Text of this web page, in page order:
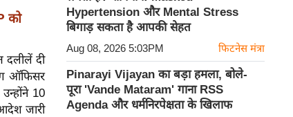
को
दलीलें दी
ऑफिसर
10
जारी
Hypertension और Mental Stress
बिगाड़ सकता है आपकी सेहत
Aug 08, 2026 5:03PM फिटनेस मंत्रा
Pinarayi Vijayan का बड़ा हमला, बोले-
पूरा 'Vande Mataram' गाना RSS
Agenda और धर्मनिरपेक्षता के खिलाफ